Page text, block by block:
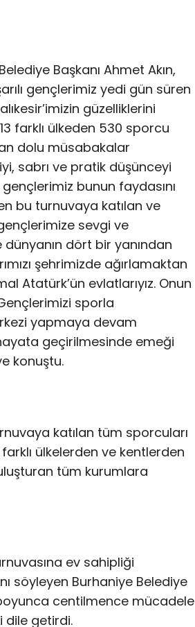
Başkanı Ahmet Akın,
gençlerimiz yedi gün süren
güzelliklerini
farklı ülkeden 530 sporcu
dolu müsabakalar
sabrı ve pratik düşünceyi
bunun faydasını
bu turnuvaya katılan ve
sevgi ve
dünyanın dört bir yanından
şehrimizde ağırlamaktan
Atatürk’ün evlatlarıyız. Onun
sporla
yapmaya devam
geçirilmesinde emeği
konuştu.
katılan tüm sporcuları
ülkelerden ve kentlerden
tüm kurumlara
ev sahipliği
söyleyen Burhaniye Belediye
centilmence mücadele
dile getirdi.